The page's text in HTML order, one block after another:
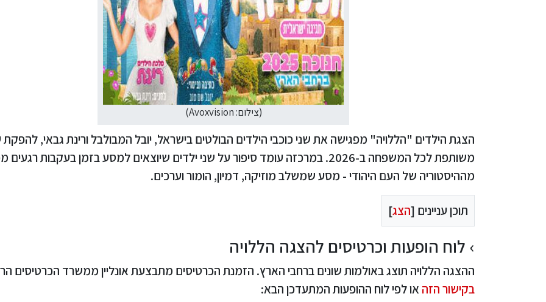
(צילום: Avoxvision)
הצגת הילדים "הללויה" מפגישה את שני כוכבי הילדים הבולטים בישראל, יובל המבולבל ורינת גבאי,
משותפת לכל המשפחה ב-2026. במרכזה עומד סיפור על שני ילדים שיוצאים למסע בזמן בעקבות רגעים
מההיסטוריה של העם היהודי - מסע שמשלב מוזיקה, דמיון, הומור וערכים.
תוכן עניינים [הצג]
לוח הופעות וכרטיסים להצגה הללויה
ההצגה הללויה תוצג באולמות שונים ברחבי הארץ. הזמנת הכרטיסים מתבצעת אונליין ממשרד הכרטיסים
בקישור הזה או לפי לוח ההופעות המתעדכן הבא: